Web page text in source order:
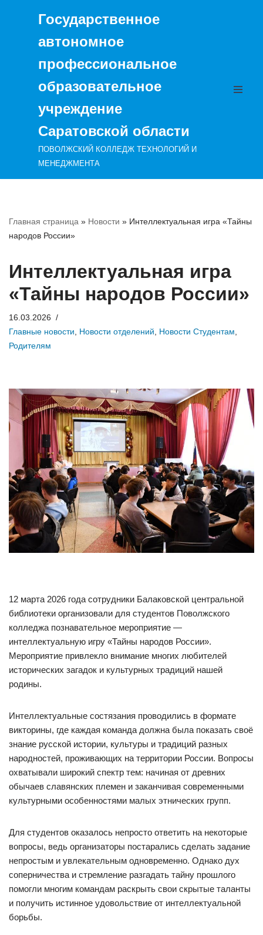
содержимому
Государственное
автономное
профессиональное
образовательное
учреждение
Саратовской области
ПОВОЛЖСКИЙ КОЛЛЕДЖ ТЕХНОЛОГИЙ И
МЕНЕДЖМЕНТА
Главная страница » Новости » Интеллектуальная игра «Тайны
народов России»
Интеллектуальная игра
«Тайны народов России»
16.03.2026
Главные новости, Новости отделений, Новости Студентам,
Родителям
12 марта 2026 года сотрудники Балаковской центральной
библиотеки организовали для студентов Поволжского
колледжа познавательное мероприятие —
интеллектуальную игру «Тайны народов России».
Мероприятие привлекло внимание многих любителей
исторических загадок и культурных традиций нашей
родины.
Интеллектуальные состязания проводились в формате
викторины, где каждая команда должна была показать своё
знание русской истории, культуры и традиций разных
народностей, проживающих на территории России. Вопросы
охватывали широкий спектр тем: начиная от древних
обычаев славянских племен и заканчивая современными
культурными особенностями малых этнических групп.
Для студентов оказалось непросто ответить на некоторые
вопросы, ведь организаторы постарались сделать задание
непростым и увлекательным одновременно. Однако дух
соперничества и стремление разгадать тайну прошлого
помогли многим командам раскрыть свои скрытые таланты
и получить истинное удовольствие от интеллектуальной
борьбы.